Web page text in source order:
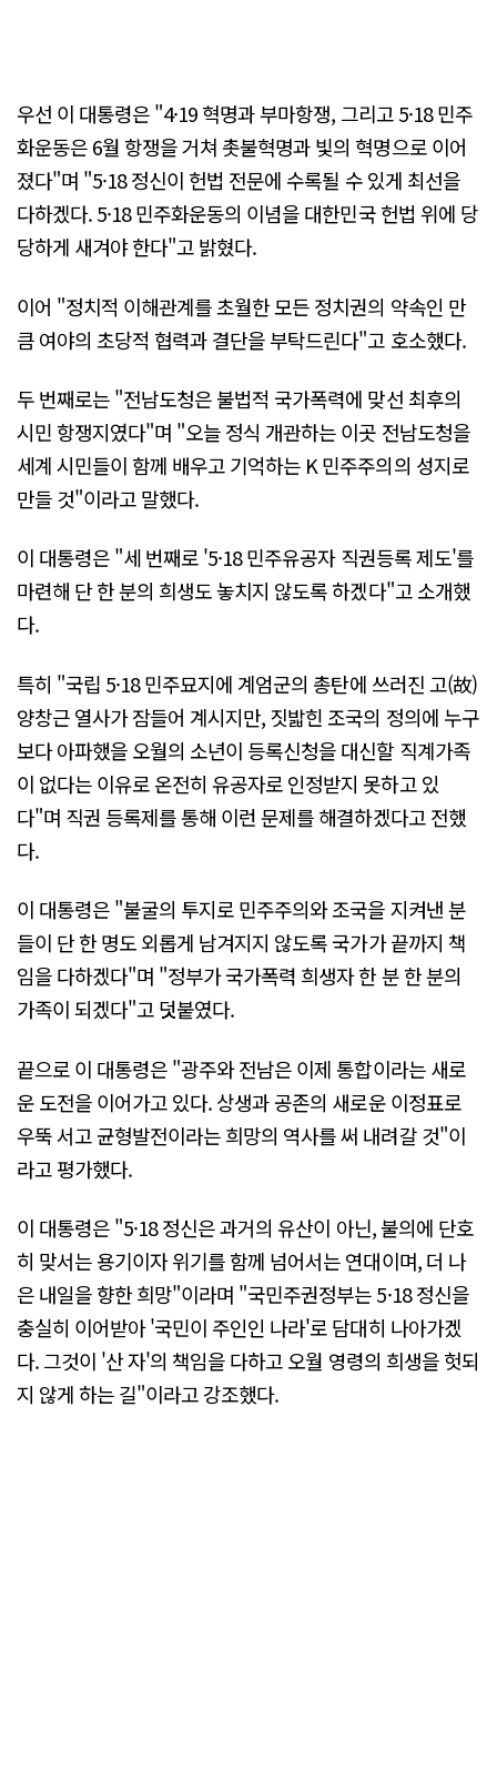
우선 이 대통령은 "4·19 혁명과 부마항쟁, 그리고 5·18 민주
화운동은 6월 항쟁을 거쳐 촛불혁명과 빛의 혁명으로 이어
졌다"며 "5·18 정신이 헌법 전문에 수록될 수 있게 최선을
다하겠다. 5·18 민주화운동의 이념을 대한민국 헌법 위에 당
당하게 새겨야 한다"고 밝혔다.
이어 "정치적 이해관계를 초월한 모든 정치권의 약속인 만
큼 여야의 초당적 협력과 결단을 부탁드린다"고 호소했다.
두 번째로는 "전남도청은 불법적 국가폭력에 맞선 최후의
시민 항쟁지였다"며 "오늘 정식 개관하는 이곳 전남도청을
세계 시민들이 함께 배우고 기억하는 K 민주주의의 성지로
만들 것"이라고 말했다.
이 대통령은 "세 번째로 '5·18 민주유공자 직권등록 제도'를
마련해 단 한 분의 희생도 놓치지 않도록 하겠다"고 소개했
다.
특히 "국립 5·18 민주묘지에 계엄군의 총탄에 쓰러진 고(故)
양창근 열사가 잠들어 계시지만, 짓밟힌 조국의 정의에 누구
보다 아파했을 오월의 소년이 등록신청을 대신할 직계가족
이 없다는 이유로 온전히 유공자로 인정받지 못하고 있
다"며 직권 등록제를 통해 이런 문제를 해결하겠다고 전했
다.
이 대통령은 "불굴의 투지로 민주주의와 조국을 지켜낸 분
들이 단 한 명도 외롭게 남겨지지 않도록 국가가 끝까지 책
임을 다하겠다"며 "정부가 국가폭력 희생자 한 분 한 분의
가족이 되겠다"고 덧붙였다.
끝으로 이 대통령은 "광주와 전남은 이제 통합이라는 새로
운 도전을 이어가고 있다. 상생과 공존의 새로운 이정표로
우뚝 서고 균형발전이라는 희망의 역사를 써 내려갈 것"이
라고 평가했다.
이 대통령은 "5·18 정신은 과거의 유산이 아닌, 불의에 단호
히 맞서는 용기이자 위기를 함께 넘어서는 연대이며, 더 나
은 내일을 향한 희망"이라며 "국민주권정부는 5·18 정신을
충실히 이어받아 '국민이 주인인 나라'로 담대히 나아가겠
다. 그것이 '산 자'의 책임을 다하고 오월 영령의 희생을 헛되
지 않게 하는 길"이라고 강조했다.